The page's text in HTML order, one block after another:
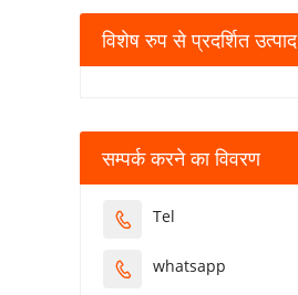
विशेष रुप से प्रदर्शित उत्पाद
सम्पर्क करने का विवरण
 Tel
 whatsapp